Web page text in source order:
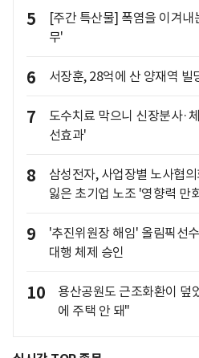
5
[주간 특산물] 폭염을 이겨
무'
6 서장훈, 28억에 산 양재역 빌
7
도수치료 막으니 신장분사·
선효과'
8
삼성전자, 사업장별 노사협
잃은 초기업 노조 '영향력 만
9
'추진위원장 해임' 올림픽선
대행 체제 승인
10
용산공원도 근조화환이
에 주택 안 돼"